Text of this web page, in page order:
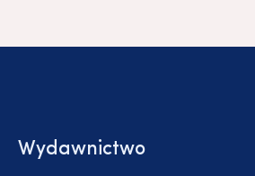
Wydawnictwo